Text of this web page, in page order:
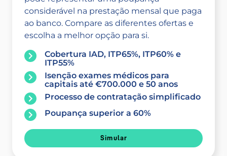
considerável na prestação mensal que paga
ao banco. Compare as diferentes ofertas e
escolha a melhor opção para si.
Cobertura IAD, ITP65%, ITP60% e
ITP55%
Isenção exames médicos para
capitais até €700.000 e 50 anos
Processo de contratação simplificado
Poupança superior a 60%
Simular